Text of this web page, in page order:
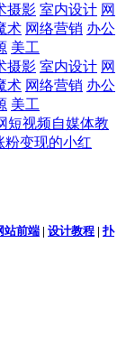
摄影 室内设计 网
术 网络营销 办公
美工
摄影 室内设计 网
术 网络营销 办公
美工
短视频自媒体教
粉变现的小红
站前端 | 设计教程 | 扑